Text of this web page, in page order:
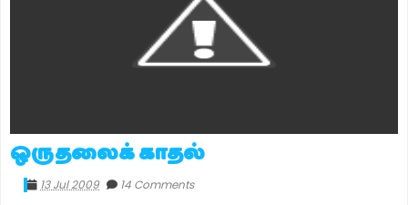
ஒருதலைக் காதல்
13 Jul 2009 14 Comments